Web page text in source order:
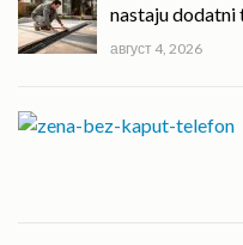
nastaju dodatni
август 4, 2026